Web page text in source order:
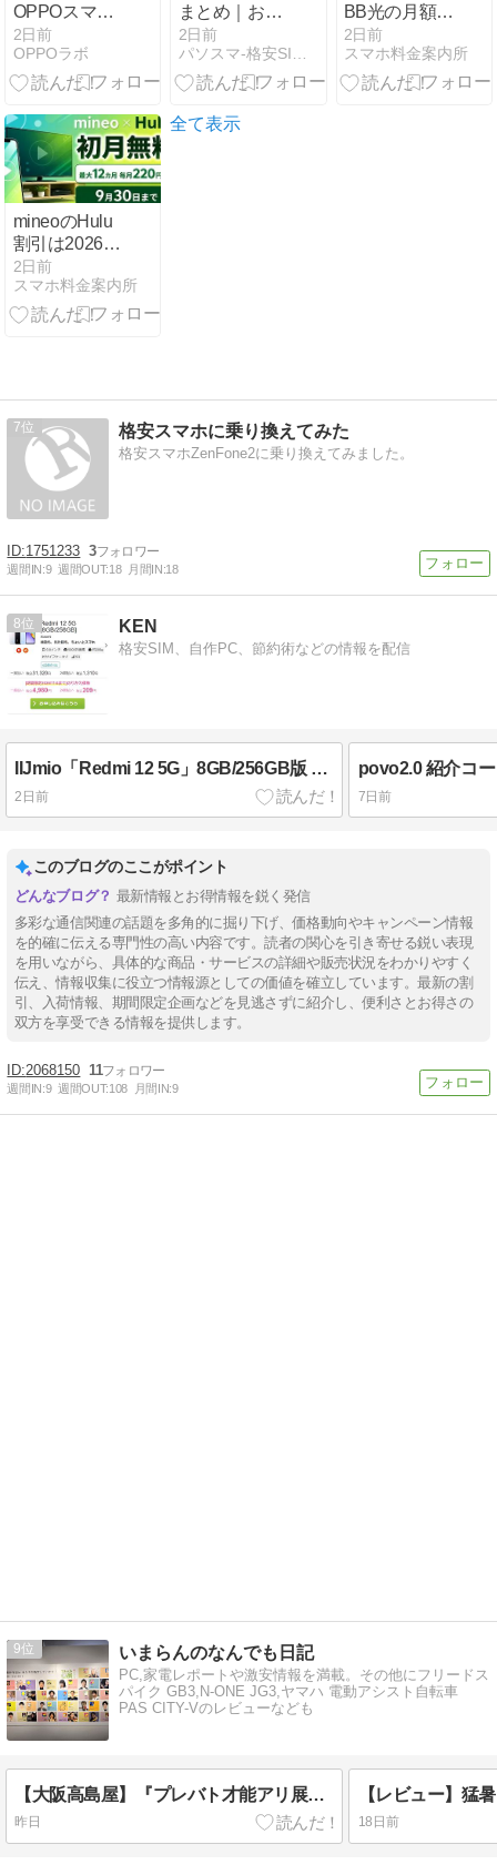
OPPOスマ
ホ、1万円値
上げされる
2日前
OPPOラボ
まとめ｜おす
すめ6機種と
の違いを徹底
比較【2026年
2日前
パソスマ-格安SIMで節約生活を始めよう！
BB光の月額は
5,390円か
4,818円か｜申
込ページの違
2日前
スマホ料金案内所
mineoのHulu
割引は2026年
9月30日まで
｜初月無料・
月220円引き
2日前
スマホ料金案内所
全て表示
7 格安スマホに乗り換えてみた
格安スマホZenFone2に乗り換えてみました。
1751233 3
週間IN:9 週間OUT:18 月間IN:18
8 KEN
格安SIM、自作PC、節約術などの情報を配信
IIJmio「Redmi 12 5G」8GB/256GB版 のりかえで本体税込4,980円！2026年8月6日現在
2日前 7日前
このブログのここがポイント
最新情報とお得情報を鋭く発信
多彩な通信関連の話題を多角的に掘り下げ、価格動向やキャンペーン情報
を的確に伝える専門性の高い内容です。読者の関心を引き寄せる鋭い表現
を用いながら、具体的な商品・サービスの詳細や販売状況をわかりやすく
伝え、情報収集に役立つ情報源としての価値を確立しています。最新の割
引、入荷情報、期間限定企画などを見逃さずに紹介し、便利さとお得さの
双方を享受できる情報を提供します。
2068150 11
週間IN:9 週間OUT:108 月間IN:9
9 いまらんのなんでも日記
PC,家電レポートや激安情報を満載。その他にフリードス
パイク GB3,N-ONE JG3,ヤマハ 電動アシスト自転車
PAS CITY-Vのレビューなども
【大阪高島屋】『プレバト才能アリ展』へ！株主優待で得する大人のリアルな感想
昨日 18日前